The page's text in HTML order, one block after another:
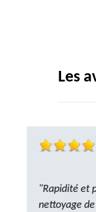
Les
"Rapidité et
nettoyage